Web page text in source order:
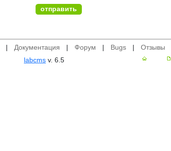
| Документация | Форум | Bugs | Отзывы
labcms v. 6.5